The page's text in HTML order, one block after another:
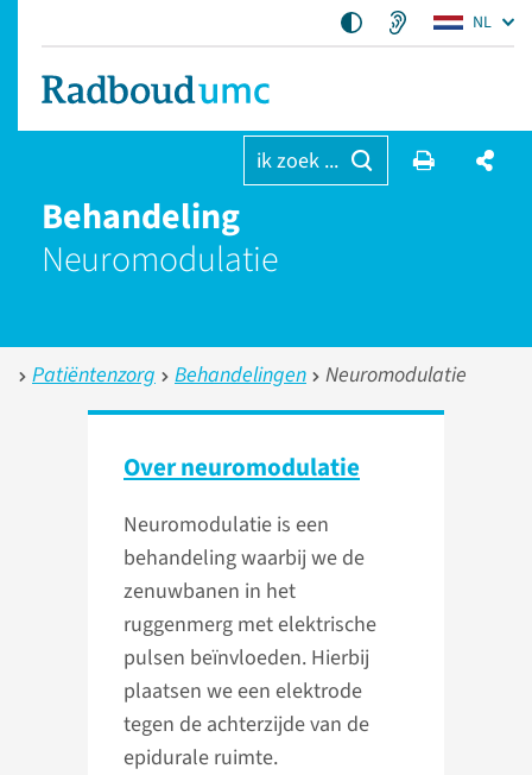
NL
ik zoek ...
Behandeling
Neuromodulatie
Patiëntenzorg Behandelingen Neuromodulatie
Over neuromodulatie
Neuromodulatie is een
behandeling waarbij we de
zenuwbanen in het
ruggenmerg met elektrische
pulsen beïnvloeden. Hierbij
plaatsen we een elektrode
tegen de achterzijde van de
epidurale ruimte.